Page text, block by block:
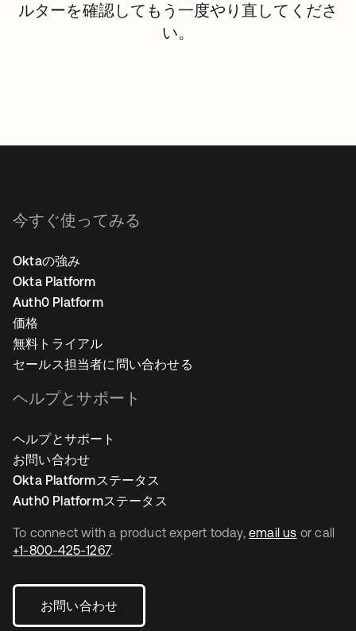
ルターを確認してもう一度やり直してくださ
い。
To connect with a product expert today, email us or call
+1-800-425-1267.
お問い合わせ
今すぐ使ってみる
Oktaの強み
Okta Platform
Auth0 Platform
価格
無料トライアル
セールス担当者に問い合わせる
ヘルプとサポート
ヘルプとサポート
お問い合わせ
Okta Platformステータス
Auth0 Platformステータス